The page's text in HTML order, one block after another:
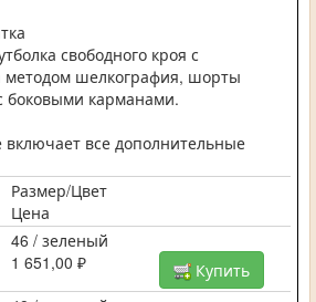
свободного кроя с
методом шелкография, шорты
боковыми карманами.
все дополнительные
Размер/Цвет
Цена
46 / зеленый
1 651,00 ₽
Купить